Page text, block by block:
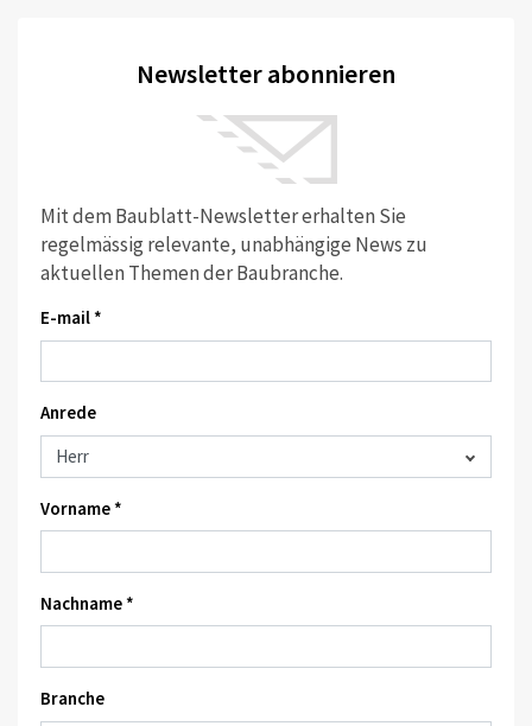
Newsletter abonnieren
Mit dem Baublatt-Newsletter erhalten Sie
regelmässig relevante, unabhängige News zu
aktuellen Themen der Baubranche.
E-mail *
Anrede
Vorname *
Nachname *
Branche